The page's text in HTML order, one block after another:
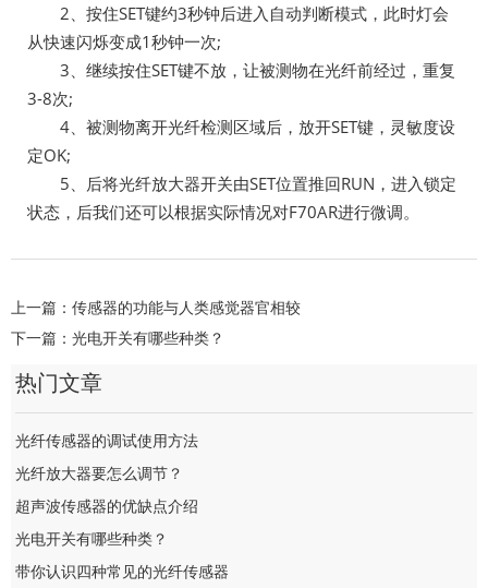
2、按住SET键约3秒钟后进入自动判断模式，此时灯会
从快速闪烁变成1秒钟一次;
3、继续按住SET键不放，让被测物在光纤前经过，重复
3-8次;
4、被测物离开光纤检测区域后，放开SET键，灵敏度设
定OK;
5、后将光纤放大器开关由SET位置推回RUN，进入锁定
状态，后我们还可以根据实际情况对F70AR进行微调。
上一篇： 传感器的功能与人类感觉器官相较
下一篇： 光电开关有哪些种类？
热门文章
光纤传感器的调试使用方法
光纤放大器要怎么调节？
超声波传感器的优缺点介绍
光电开关有哪些种类？
带你认识四种常见的光纤传感器